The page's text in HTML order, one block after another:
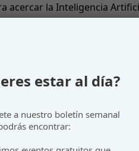
acercar la Inteligencia
estar al día?
a nuestro boletín semanal
encontrar: